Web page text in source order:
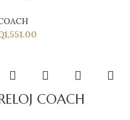
1,551.00
COACH